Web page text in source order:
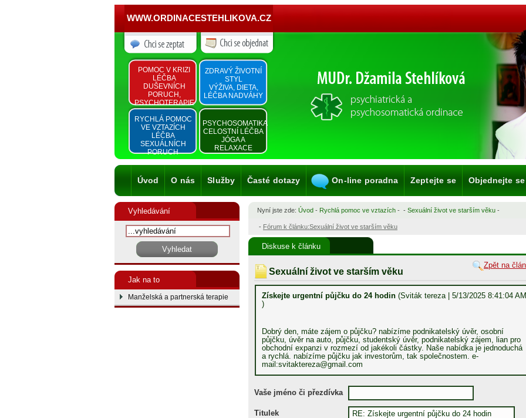
WWW.ORDINACESTEHLIKOVA.CZ
POMOC V KRIZI
LÉČBA
DUŠEVNÍCH
PORUCH,
PSYCHOTERAPIE
ZDRAVÝ ŽIVOTNÍ
STYL
VÝŽIVA, DIETA,
LÉČBA NADVÁHY
RYCHLÁ POMOC
VE VZTAZÍCH
LÉČBA
SEXUÁLNÍCH
PORUCH
PSYCHOSOMATIKA
CELOSTNÍ LÉČBA
JÓGA A
RELAXACE
Úvod O nás Služby Časté dotazy On-line poradna Zeptejte se Objednejte se
Vyhledávání
Jak na to
Manželská a partnerská terapie
Nyní jste zde: Úvod - Rychlá pomoc ve vztazích - - Sexuální život ve starším věku -
- Fórum k článku:Sexuální život ve starším věku
Diskuse k článku
Zpět na
Sexuální život ve starším věku
Získejte urgentní půjčku do 24 hodin (Sviták tereza | 5/13/2025 8:41:04 AM
)
Dobrý den, máte zájem o půjčku? nabízíme podnikatelský úvěr, osobní
půjčku, úvěr na auto, půjčku, studentský úvěr, podnikatelský zájem, lian pro
obchodní expanzi v rozmezí od jakékoli částky. Naše nabídka je jednoduchá
a rychlá. nabízíme půjčku jak investorům, tak společnostem. e-
mail:svitaktereza@gmail.com
Vaše jméno či přezdívka
Titulek